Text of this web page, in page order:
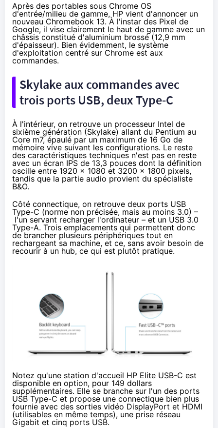
Après des portables sous Chrome OS
d'entrée/milieu de gamme, HP vient d'annoncer un
nouveau Chromebook 13. À l'instar des Pixel de
Google, il vise clairement le haut de gamme avec un
châssis constitué d'aluminium brossé (12,9 mm
d'épaisseur). Bien évidemment, le système
d'exploitation centré sur Chrome est aux
commandes.
Skylakeaux commandes avec
trois ports USB, deux Type-C
À l'intérieur, on retrouve un processeur Intel de
sixième génération (Skylake) allant du Pentium au
Core m7, épaulé par un maximum de 16 Go de
mémoire vive suivant les configurations. Le reste
des caractéristiques techniques n'est pas en reste
avec un écran IPS de 13,3 pouces dont la définition
oscille entre 1920 x 1080 et 3200 x 1800 pixels,
tandis que la partie audio provient du spécialiste
B&O.
Côté connectique, on retrouve deux ports USB
Type-C (norme non précisée, mais au moins 3.0) –
l'un servant recharger l'ordinateur – et un USB 3.0
Type-A. Trois emplacements qui permettent donc
de brancher plusieurs périphériques tout en
rechargeant sa machine, et ce, sans avoir besoin de
recourir à un hub, ce qui est plutôt pratique.
Notez qu'une station d'accueil HP Elite USB-C est
disponible en option, pour 149 dollars
supplémentaires. Elle se branche sur l'un des ports
USB Type-C et propose une connectique bien plus
fournie avec des sorties vidéo DisplayPort et HDMI
(utilisables en même temps), une prise réseau
Gigabit et cinq ports USB.